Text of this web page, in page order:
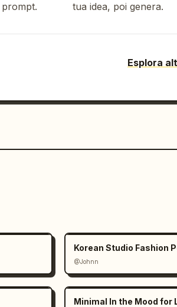
tua idea, poi genera.
Esplora
Korean Studio Fashion
@Johnn
Minimal In the Mood for